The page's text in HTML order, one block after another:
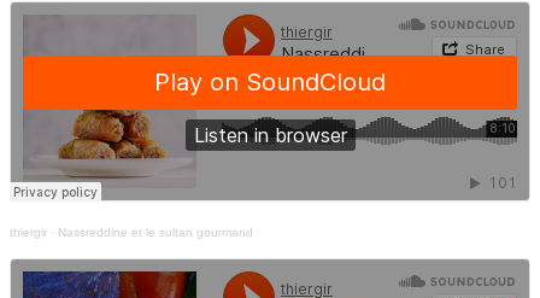
thiergir · Nassreddine et le sultan gourmand